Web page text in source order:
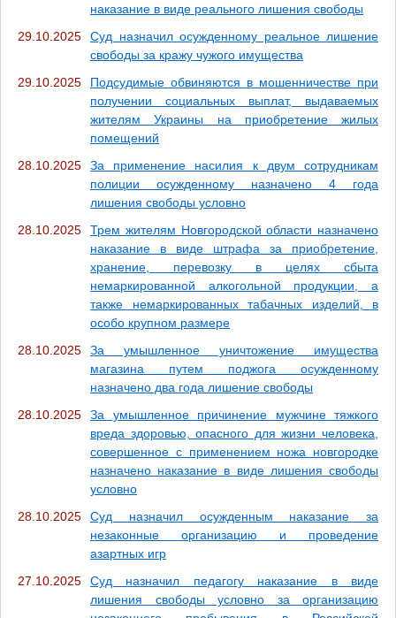
наказание в виде реального лишения свободы
29.10.2025
Суд назначил осужденному реальное лишение
свободы за кражу чужого имущества
29.10.2025
Подсудимые обвиняются в мошенничестве при
получении социальных выплат, выдаваемых
жителям Украины на приобретение жилых
помещений
28.10.2025
За применение насилия к двум сотрудникам
полиции осужденному назначено 4 года
лишения свободы условно
28.10.2025
Трем жителям Новгородской области назначено
наказание в виде штрафа за приобретение,
хранение, перевозку в целях сбыта
немаркированной алкогольной продукции, а
также немаркированных табачных изделий, в
особо крупном размере
28.10.2025
За умышленное уничтожение имущества
магазина путем поджога осужденному
назначено два года лишение свободы
28.10.2025
За умышленное причинение мужчине тяжкого
вреда здоровью, опасного для жизни человека,
совершенное с применением ножа новгородке
назначено наказание в виде лишения свободы
условно
28.10.2025
Суд назначил осужденным наказание за
незаконные организацию и проведение
азартных игр
27.10.2025
Суд назначил педагогу наказание в виде
лишения свободы условно за организацию